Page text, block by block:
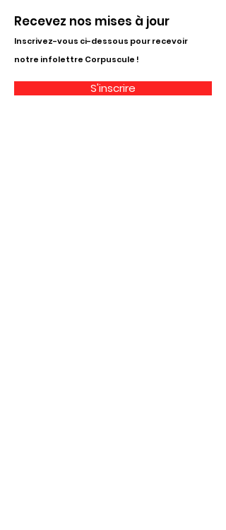
Recevez nos mises à jour
Inscrivez-vous ci-dessous pour recevoir
notre infolettre Corpuscule !
S'inscrire